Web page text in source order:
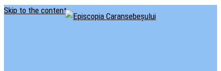
Skip to the content